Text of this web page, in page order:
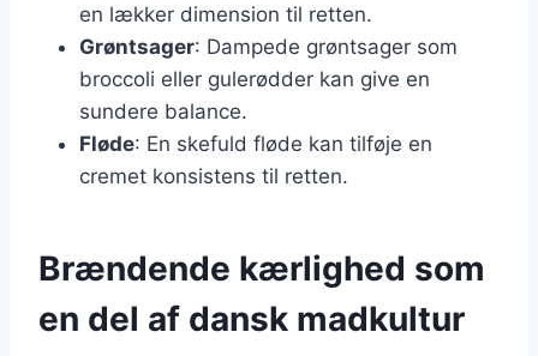
en lækker dimension til retten.
Grøntsager: Dampede grøntsager som
broccoli eller gulerødder kan give en
sundere balance.
Fløde: En skefuld fløde kan tilføje en
cremet konsistens til retten.
Brændende kærlighed som
en del af dansk madkultur